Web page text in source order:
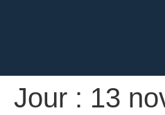
Jour : 13